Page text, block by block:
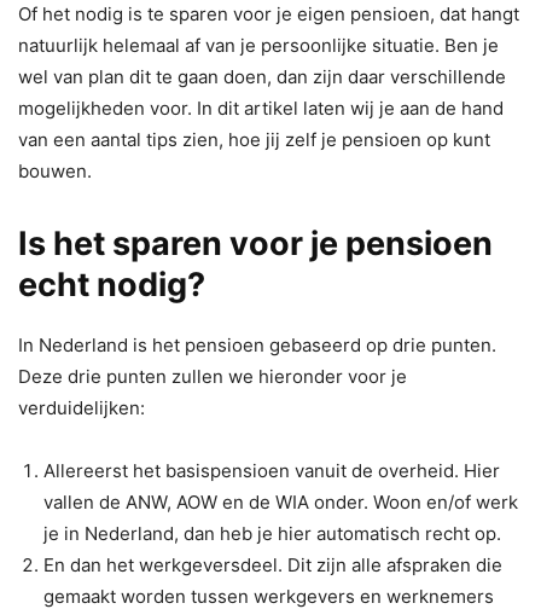
Of het nodig is te sparen voor je eigen pensioen, dat hangt
natuurlijk helemaal af van je persoonlijke situatie. Ben je
wel van plan dit te gaan doen, dan zijn daar verschillende
mogelijkheden voor. In dit artikel laten wij je aan de hand
van een aantal tips zien, hoe jij zelf je pensioen op kunt
bouwen.
Is het sparen voor je pensioen
echt nodig?
In Nederland is het pensioen gebaseerd op drie punten.
Deze drie punten zullen we hieronder voor je
verduidelijken:
Allereerst het basispensioen vanuit de overheid. Hier
vallen de ANW, AOW en de WIA onder. Woon en/of werk
je in Nederland, dan heb je hier automatisch recht op.
En dan het werkgeversdeel. Dit zijn alle afspraken die
gemaakt worden tussen werkgevers en werknemers